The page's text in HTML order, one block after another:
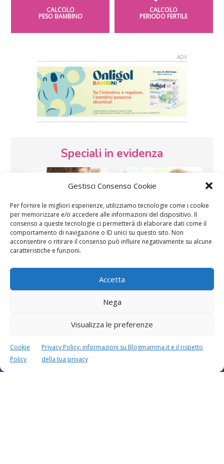
Gestisci Consenso Cookie
Per fornire le migliori esperienze, utilizziamo tecnologie come i cookie
per memorizzare e/o accedere alle informazioni del dispositivo. Il
consenso a queste tecnologie ci permetterà di elaborare dati come il
comportamento di navigazione o ID unici su questo sito. Non
acconsentire o ritirare il consenso può influire negativamente su alcune
caratteristiche e funzioni.
Accetta
Nega
Visualizza le preferenze
Cookie
Policy
Privacy Policy: informazioni su Blogmamma.it e il rispetto
della tua privacy
CALCOLO
PESO BAMBINO
CALCOLO
PERIODO FERTILE
Speciali in evidenza
Vaccini SOS Pediatra
Festa della mamma: Le settimane di